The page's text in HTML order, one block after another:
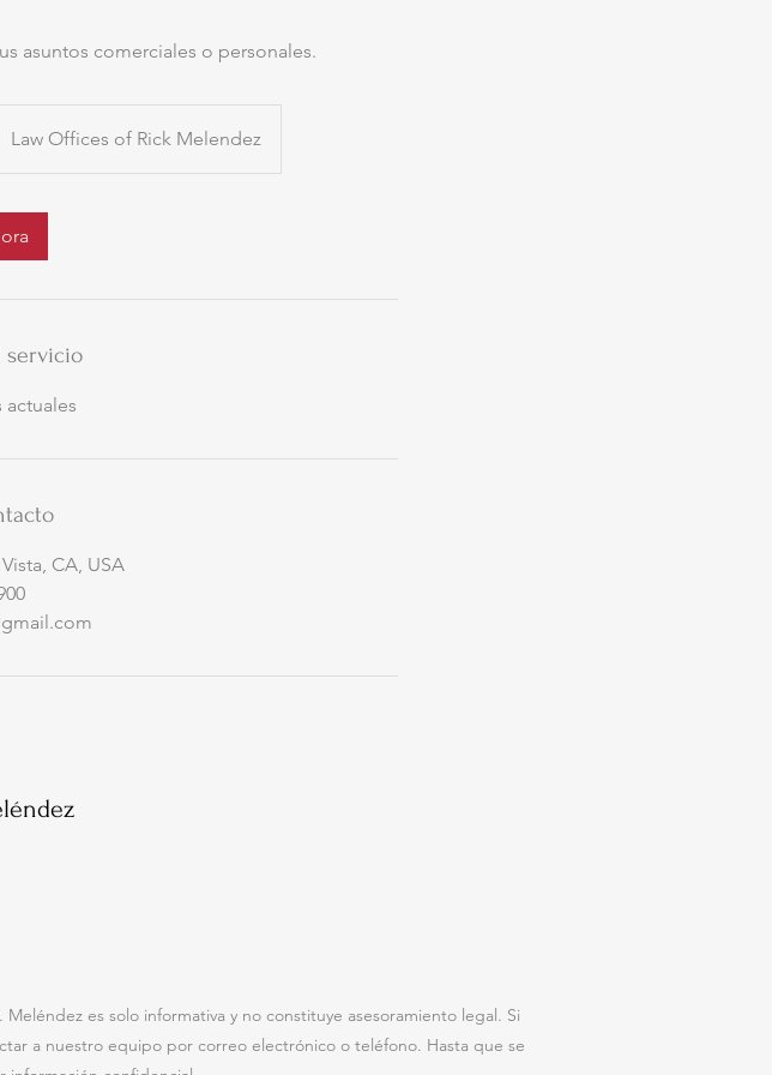
asuntos comerciales o personales.
Law Offices of Rick Melendez
servicio
actuales
CA, USA
es solo informativa y no constituye asesoramiento legal. Si
a nuestro equipo por correo electrónico o teléfono. Hasta que se